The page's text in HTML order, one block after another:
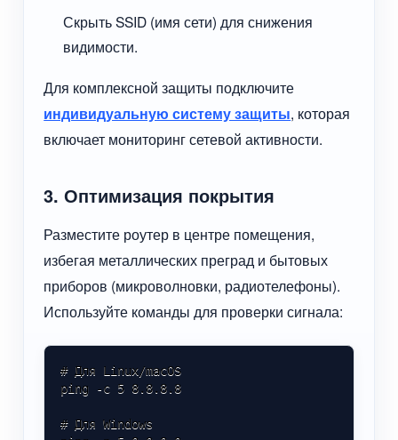
Скрыть SSID (имя сети) для снижения
видимости.
Для комплексной защиты подключите
индивидуальную систему защиты, которая
включает мониторинг сетевой активности.
3. Оптимизация покрытия
Разместите роутер в центре помещения,
избегая металлических преград и бытовых
приборов (микроволновки, радиотелефоны).
Используйте команды для проверки сигнала:
# Для Linux/macOS
ping -c 5 8.8.8.8
# Для Windows